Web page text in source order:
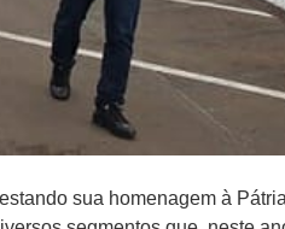
sua homenagem à